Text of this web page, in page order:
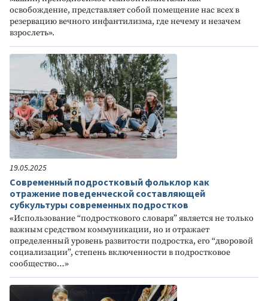
освобождение, представляет собой помещение нас всех в
резервацию вечного инфантилизма, где нечему и незачем
взрослеть».
19.05.2025
Современный подростковый фольклор как
отражение поведенческой составляющей
субкультуры современных подростков
«Использование “подросткового словаря” является не только
важным средством коммуникации, но и отражает
определенный уровень развитости подростка, его “дворовой
социализации”, степень включенности в подростковое
сообщество…»